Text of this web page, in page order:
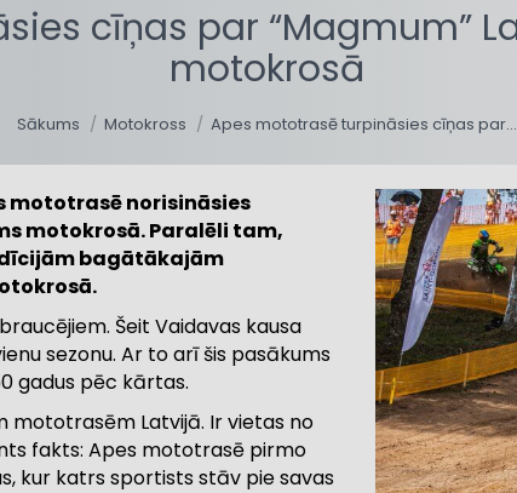
cīņas par “Magmum”
motokrosā
Sākums Motokross Apes mototrasē turpināsies cīņas par…
mototrasē norisināsies
motokrosā. Paralēli tam,
bagātākajām
Šeit Vaidavas kausa
sezonu. Ar to arī šis pasākums
gadus pēc kārtas.
Latvijā. Ir vietas no
fakts: Apes mototrasē pirmo
kur katrs sportists stāv pie savas